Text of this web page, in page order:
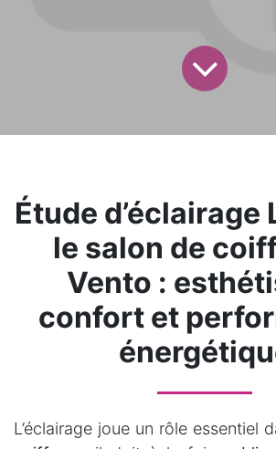
Étude d’éclairage
le salon de
Vento :
confort et
L’éclairage joue un rôle essentiel